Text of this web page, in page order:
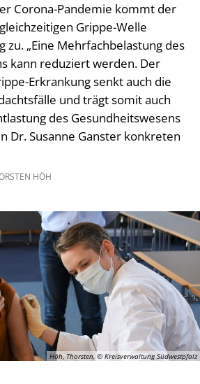
im Landkreis
Corona-Pandemie kommt der
Grippe-Welle
zu. „Eine Mehrfachbelastung des
kann reduziert werden. Der
Erkrankung senkt auch die
und trägt somit auch
des Gesundheitswesens
Dr. Susanne Ganster konkreten
HÖH
Höh, Thorsten, © Kreisverwaltung Südwestpfalz